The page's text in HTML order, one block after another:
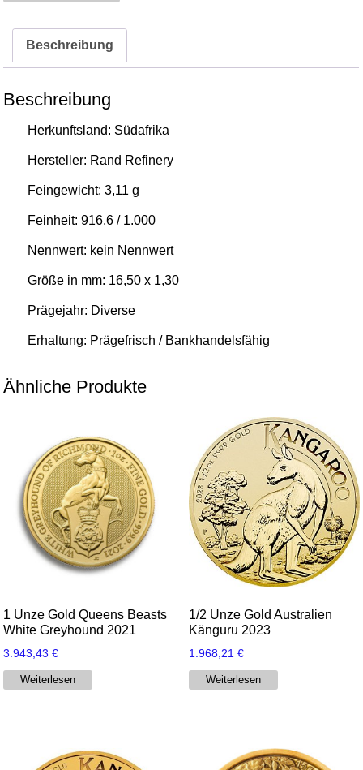
Gold
Krügerrand
Menge
Beschreibung
Beschreibung
Herkunftsland: Südafrika
Hersteller: Rand Refinery
Feingewicht: 3,11 g
Feinheit: 916.6 / 1.000
Nennwert: kein Nennwert
Größe in mm: 16,50 x 1,30
Prägejahr: Diverse
Erhaltung: Prägefrisch / Bankhandelsfähig
Ähnliche Produkte
1 Unze Gold Queens Beasts
White Greyhound 2021
3.943,43€
Weiterlesen
1/2 Unze Gold Australien
Känguru 2023
1.968,21 €
Weiterlesen